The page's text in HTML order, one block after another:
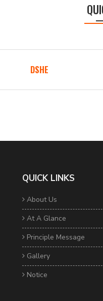
DSHE
QUICK LINKS
About Us
At A Glance
Principle Message
Gallery
Notice